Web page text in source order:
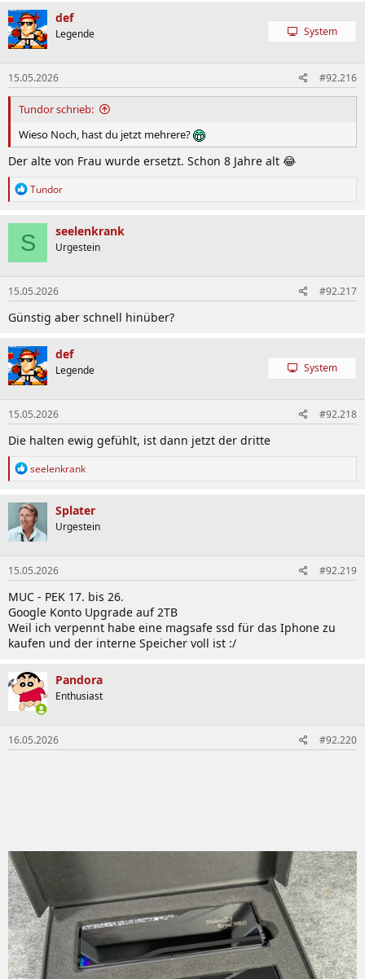
def
Legende System
15.05.2026 #92.216
Tundor schrieb:
Wieso Noch, hast du jetzt mehrere?
Der alte von Frau wurde ersetzt. Schon 8 Jahre alt 😂
R
k
t
i
o
n
e
n
:
Tundor
S seelenkrank
Urgestein
15.05.2026 #92.217
Günstig aber schnell hinüber?
def
Legende System
15.05.2026 #92.218
Die halten ewig gefühlt, ist dann jetzt der dritte
R
k
t
i
o
n
e
n
:
seelenkrank
Splater
Urgestein
15.05.2026 #92.219
MUC - PEK 17. bis 26.
Google Konto Upgrade auf 2TB
Weil ich verpennt habe eine magsafe ssd für das Iphone zu
kaufen und der interne Speicher voll ist :/
Pandora
Enthusiast
16.05.2026 #92.220